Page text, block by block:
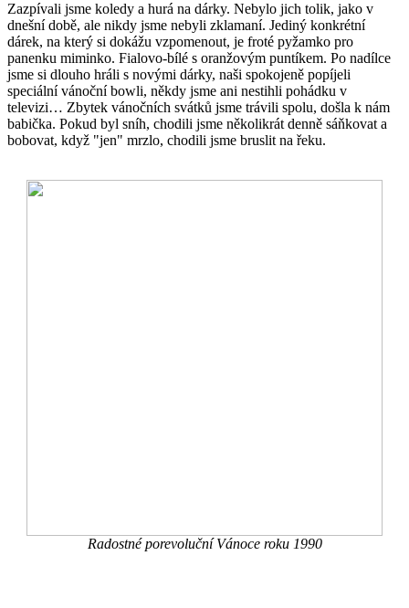
Zazpívali jsme koledy a hurá na dárky. Nebylo jich tolik, jako v
dnešní době, ale nikdy jsme nebyli zklamaní. Jediný konkrétní
dárek, na který si dokážu vzpomenout, je froté pyžamko pro
panenku miminko. Fialovo-bílé s oranžovým puntíkem. Po nadílce
jsme si dlouho hráli s novými dárky, naši spokojeně popíjeli
speciální vánoční bowli, někdy jsme ani nestihli pohádku v
televizi… Zbytek vánočních svátků jsme trávili spolu, došla k nám
babička. Pokud byl sníh, chodili jsme několikrát denně sáňkovat a
bobovat, když "jen" mrzlo, chodili jsme bruslit na řeku.
Radostné porevoluční Vánoce roku 1990